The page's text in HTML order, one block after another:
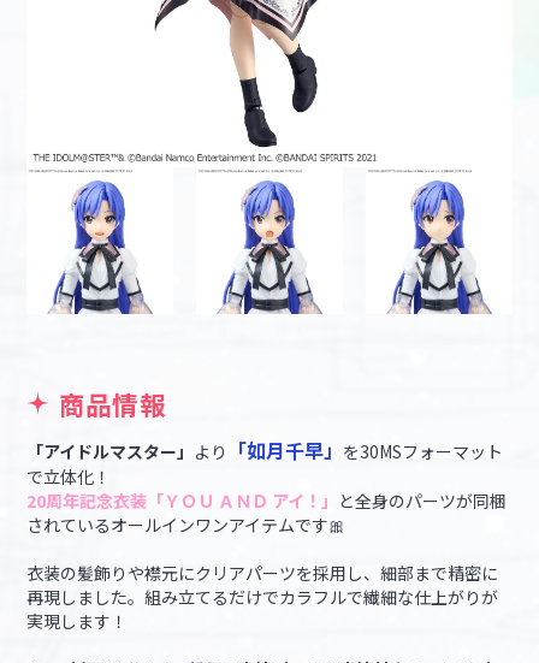
商品情報
「アイドルマスター」 より 「如月千早」 を30MSフォーマット
で立体化！
20周年記念衣装「ＹＯＵ ＡＮＤ アイ！」 と全身のパーツが同梱
されているオールインワンアイテムです🎀
衣装の髪飾りや襟元にクリアパーツを採用し、細部まで精密に
再現しました。組み立てるだけでカラフルで繊細な仕上がりが
実現します！